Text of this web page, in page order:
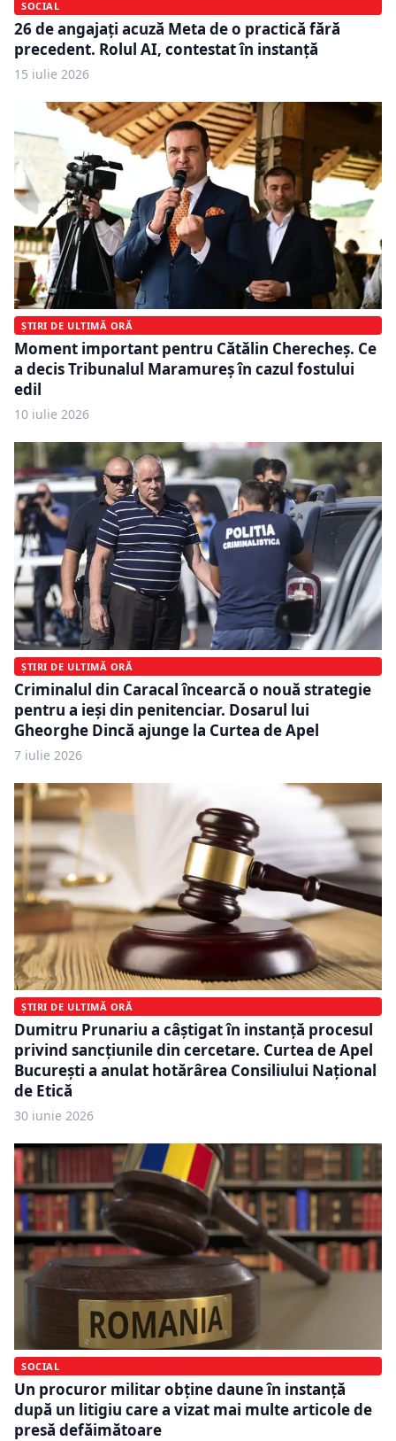
SOCIAL
26 de angajați acuză Meta de o practică fără
precedent. Rolul AI, contestat în instanță
15 iulie 2026
ȘTIRI DE ULTIMĂ ORĂ
Moment important pentru Cătălin Cherecheş. Ce
a decis Tribunalul Maramureş în cazul fostului
edil
10 iulie 2026
ȘTIRI DE ULTIMĂ ORĂ
Criminalul din Caracal încearcă o nouă strategie
pentru a ieși din penitenciar. Dosarul lui
Gheorghe Dincă ajunge la Curtea de Apel
7 iulie 2026
ȘTIRI DE ULTIMĂ ORĂ
Dumitru Prunariu a câștigat în instanță procesul
privind sancțiunile din cercetare. Curtea de Apel
București a anulat hotărârea Consiliului Național
de Etică
30 iunie 2026
SOCIAL
Un procuror militar obține daune în instanță
după un litigiu care a vizat mai multe articole de
presă defăimătoare